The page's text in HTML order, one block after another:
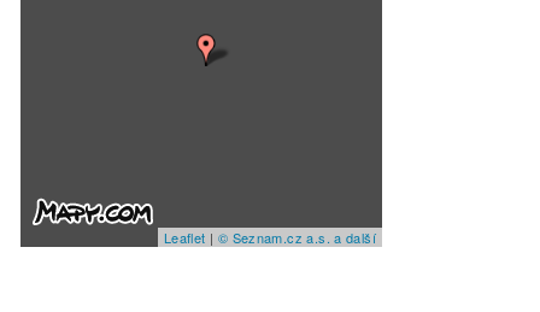
Leaflet | © Seznam.cz a.s. a další